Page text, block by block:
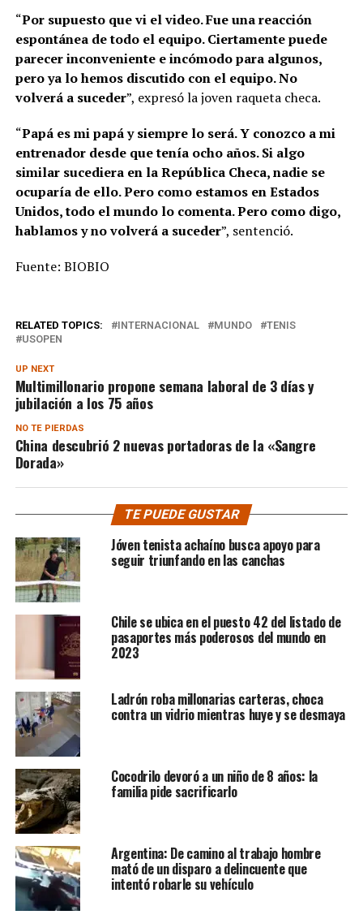
“Por supuesto que vi el video. Fue una reacción
espontánea de todo el equipo. Ciertamente puede
parecer inconveniente e incómodo para algunos,
pero ya lo hemos discutido con el equipo. No
volverá a suceder”, expresó la joven raqueta checa.
“Papá es mi papá y siempre lo será. Y conozco a mi
entrenador desde que tenía ocho años. Si algo
similar sucediera en la República Checa, nadie se
ocuparía de ello. Pero como estamos en Estados
Unidos, todo el mundo lo comenta. Pero como digo,
hablamos y no volverá a suceder”, sentenció.
Fuente: BIOBIO
RELATED TOPICS: INTERNACIONAL MUNDO
TENIS
USOPEN
UP NEXT
Multimillonario propone semana laboral de 3 días y
jubilación a los 75 años
NO TE PIERDAS
China descubrió 2 nuevas portadoras de la «Sangre
Dorada»
TE PUEDE GUSTAR
Jóven tenista achaíno busca apoyo para
seguir triunfando en las canchas
Chile se ubica en el puesto 42 del listado de
pasaportes más poderosos del mundo en
2023
Ladrón roba millonarias carteras, choca
contra un vidrio mientras huye y se desmaya
Cocodrilo devoró a un niño de 8 años: la
familia pide sacrificarlo
Argentina: De camino al trabajo hombre
mató de un disparo a delincuente que
intentó robarle su vehículo